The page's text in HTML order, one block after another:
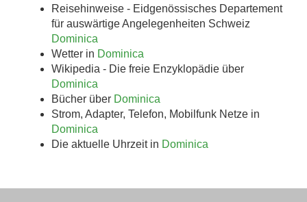
Reisehinweise - Eidgenössisches Departement
für auswärtige Angelegenheiten Schweiz
Dominica
Wetter in Dominica
Wikipedia - Die freie Enzyklopädie über
Dominica
Bücher über Dominica
Strom, Adapter, Telefon, Mobilfunk Netze in
Dominica
Die aktuelle Uhrzeit in Dominica